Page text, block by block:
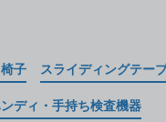
子 スライディングテー
ディ・手持ち検査機器